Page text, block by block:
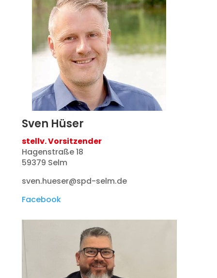
Sven Hüser
stellv. Vorsitzender
Hagenstraße 18
59379 Selm
sven.hueser@spd-selm.de
Facebook